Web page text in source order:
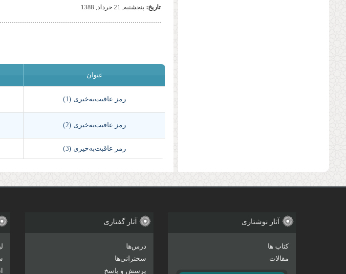
تاریخ: پنجشنبه, 21 خرداد, 1388
عنوان
رمز عاقبت‌به‌خیری (1)
رمز عاقبت‌به‌خیری (2)
رمز عاقبت‌به‌خیری (3)
آثار نوشتاری
کتاب ها
مقالات
آثار گفتاری
درس‌ها
سخنرانی‌ها
پرسش و پاسخ